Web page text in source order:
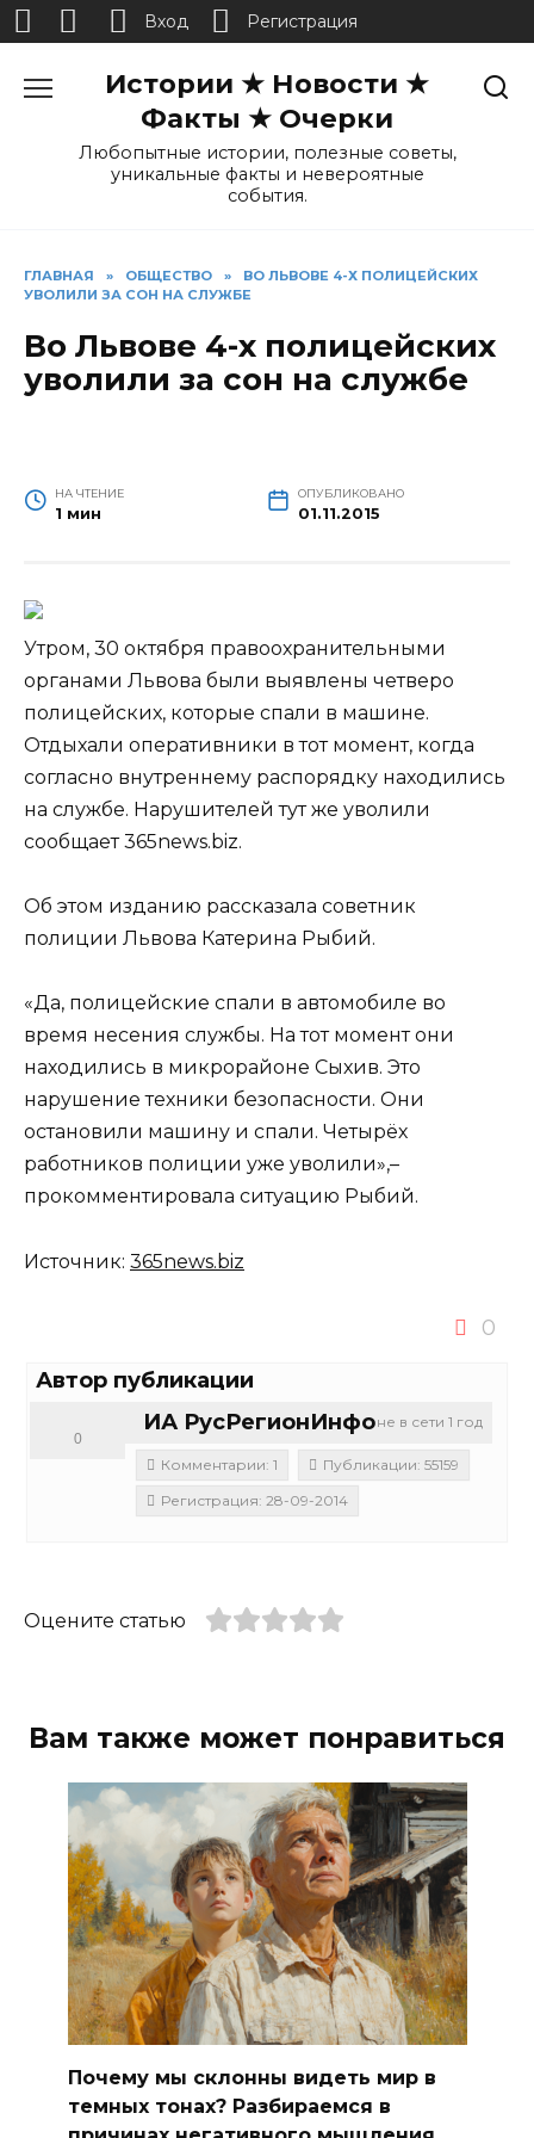
Истории ★ Новости ★
Факты ★ Очерки
Любопытные истории, полезные советы,
уникальные факты и невероятные
события.
ГЛАВНАЯ » ОБЩЕСТВО »
ВО ЛЬВОВЕ 4-Х ПОЛИЦЕЙСКИХ
УВОЛИЛИ ЗА СОН НА СЛУЖБЕ
Во Львове 4-х полицейских
уволили за сон на службе
НА ЧТЕНИЕ
1 мин
ОПУБЛИКОВАНО
01.11.2015
Утром, 30 октября правоохранительными
органами Львова были выявлены четверо
полицейских, которые спали в машине.
Отдыхали оперативники в тот момент, когда
согласно внутреннему распорядку находились
на службе. Нарушителей тут же уволили
сообщает 365news.biz.
Об этом изданию рассказала советник
полиции Львова Катерина Рыбий.
«Да, полицейские спали в автомобиле во
время несения службы. На тот момент они
находились в микрорайоне Сыхив. Это
нарушение техники безопасности. Они
остановили машину и спали. Четырёх
работников полиции уже уволили»,–
прокомментировала ситуацию Рыбий.
Источник: 365news.biz
0
Автор публикации
не в сети 1 год
ИА РусРегионИнфо
0
Комментарии: 1
Публикации: 55159
Регистрация: 28-09-2014
Оцените статью
Вам также может понравиться
Почему мы склонны видеть мир в
темных тонах? Разбираемся в
Вход Регистрация